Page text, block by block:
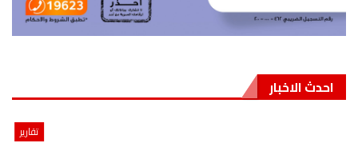
احدث الاخبار